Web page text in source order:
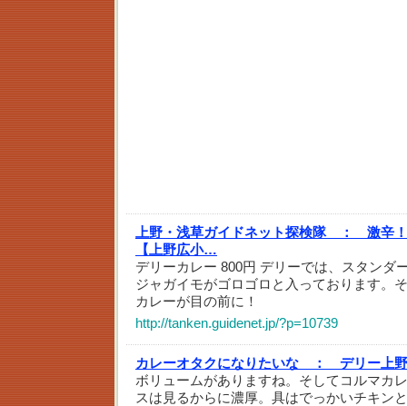
上野・浅草ガイドネット探検隊 ：
激辛
【上野広小…
デリーカレー 800円 デリーでは、スタンダ
ジャガイモがゴロゴロと入っております。
カレーが目の前に！
http://tanken.guidenet.jp/?p=10739
カレーオタクになりたいな ：
デリー上
ボリュームがありますね。そしてコルマカ
スは見るからに濃厚。具はでっかいチキン